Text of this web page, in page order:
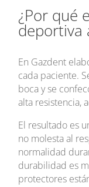
¿Por qué
deportiva
En Gazdent
cada paciente.
boca y se
alta resistencia,
El resultado es
no molesta al
normalidad
durabilidad es
protectores